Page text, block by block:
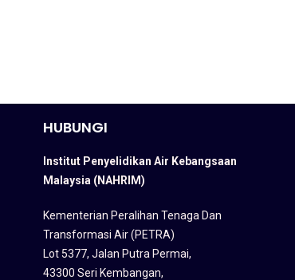
HUBUNGI
Institut Penyelidikan Air Kebangsaan
Malaysia (NAHRIM)
Kementerian Peralihan Tenaga Dan
Transformasi Air (PETRA)
Lot 5377, Jalan Putra Permai,
43300 Seri Kembangan,